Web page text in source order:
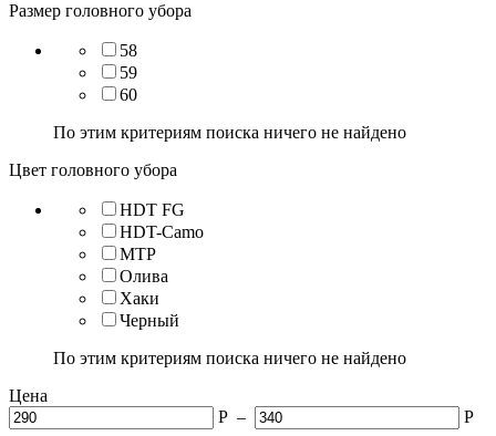
Размер головного убора
58
59
60
По этим критериям поиска ничего не найдено
Цвет головного убора
HDT FG
HDT-Camo
MTP
Олива
Хаки
Черный
По этим критериям поиска ничего не найдено
Цена
Р – Р